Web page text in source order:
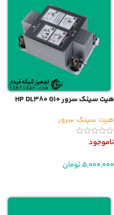
هیت سینک سرور HP DL380 G10
هیت سینک سرور
ناموجود
5,000,000تومان